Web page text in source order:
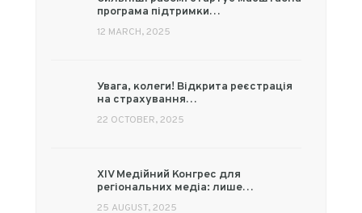
програма підтримки…
12 MARCH, 2025
Увага, колеги! Відкрита реєстрація
на страхування…
22 OCTOBER, 2025
XIV Медійний Конгрес для
регіональних медіа: лише…
25 AUGUST, 2025